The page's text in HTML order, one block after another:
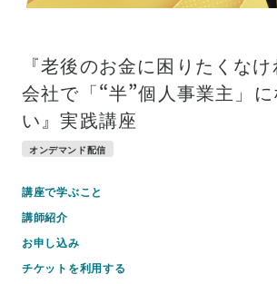
『老後のお金に困りたくな
会社で「“半”個人事業主」に
い』実践講座
オンデマンド配信
講座で学ぶこと
講師紹介
お申し込み
チケットを利用する